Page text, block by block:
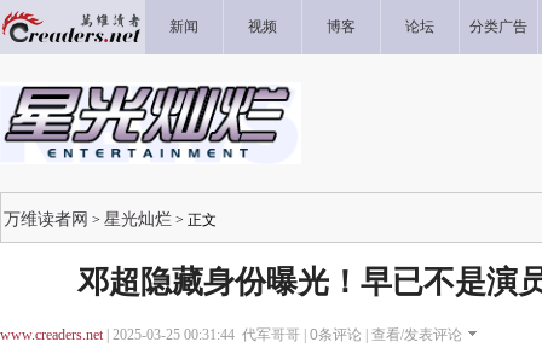
新闻 视频 博客 论坛 分类广告
万维读者网 > 星光灿烂 > 正文
邓超隐藏身份曝光！早已不是演
www.creaders.net| 2025-03-25 00:31:44 代军哥哥 | 0条评论 | 查看/发表评论